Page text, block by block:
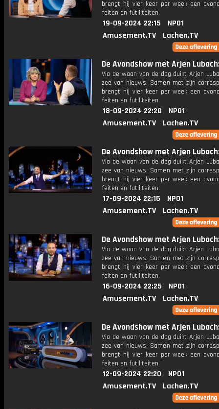
brengt hij vier keer per week een
feiten en futiliteiten.
19-09-2024 22:15
NPO1
Amusement.TV
Lachen.TV
De Avondshow met Arjen
Via de waan van de dag duikt Arjen
zee van nieuws. Samen met zijn
brengt hij vier keer per week een
feiten en futiliteiten.
18-09-2024 22:20
NPO1
Amusement.TV
Lachen.TV
De Avondshow met Arjen
Via de waan van de dag duikt Arjen
zee van nieuws. Samen met zijn
brengt hij vier keer per week een
feiten en futiliteiten.
17-09-2024 22:15
NPO1
Amusement.TV
Lachen.TV
De Avondshow met Arjen
Via de waan van de dag duikt Arjen
zee van nieuws. Samen met zijn
brengt hij vier keer per week een
feiten en futiliteiten.
16-09-2024 22:25
NPO1
Amusement.TV
Lachen.TV
De Avondshow met Arjen
Via de waan van de dag duikt Arjen
zee van nieuws. Samen met zijn
brengt hij vier keer per week een
feiten en futiliteiten.
12-09-2024 22:20
NPO1
Amusement.TV
Lachen.TV